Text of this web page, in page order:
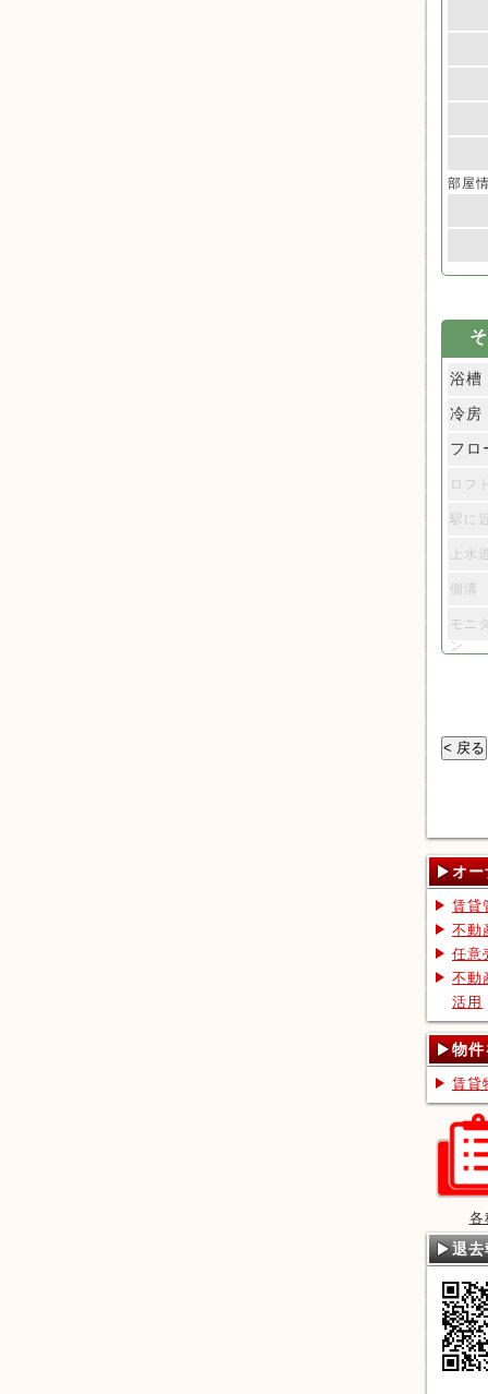
部屋
浴槽
冷房
フロ
ロフ
駅に
上水
側溝
モニ
ン
オー
賃貸
不動
任意
不動
活用
物件
賃貸
各
退去